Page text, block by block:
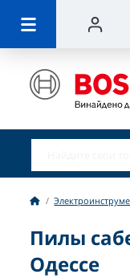
Пилы
Одессе